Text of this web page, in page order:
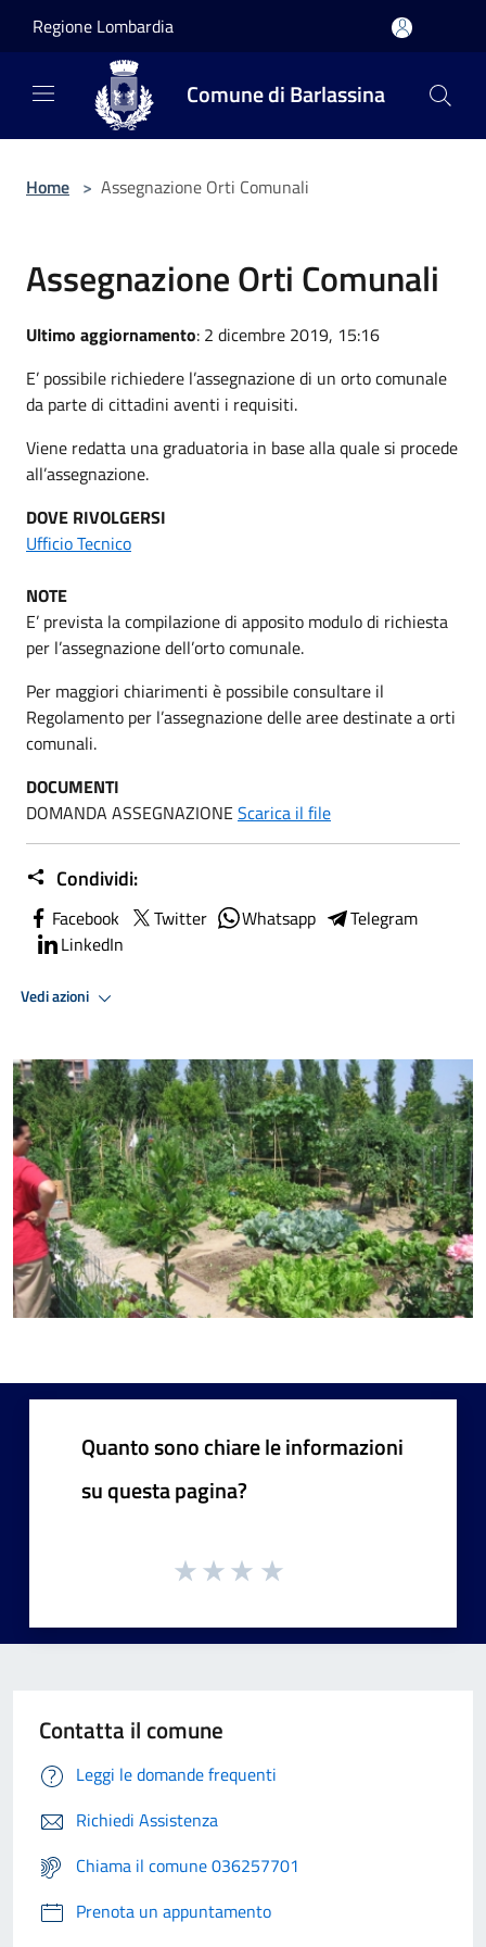
Regione Lombardia
Comune di Barlassina
Home > Assegnazione Orti Comunali
Assegnazione Orti Comunali
Ultimo aggiornamento: 2 dicembre 2019, 15:16
E’ possibile richiedere l’assegnazione di un orto comunale
da parte di cittadini aventi i requisiti.
Viene redatta una graduatoria in base alla quale si procede
all’assegnazione.
DOVE RIVOLGERSI
Ufficio Tecnico
NOTE
E’ prevista la compilazione di apposito modulo di richiesta
per l’assegnazione dell’orto comunale.
Per maggiori chiarimenti è possibile consultare il
Regolamento per l’assegnazione delle aree destinate a orti
comunali.
DOCUMENTI
DOMANDA ASSEGNAZIONE Scarica il file
Condividi:
Facebook Twitter Whatsapp
Telegram
LinkedIn
Vedi azioni
Quanto sono chiare le informazioni
su questa pagina?
Contatta il comune
Leggi le domande frequenti
Richiedi Assistenza
Chiama il comune 036257701
Prenota un appuntamento